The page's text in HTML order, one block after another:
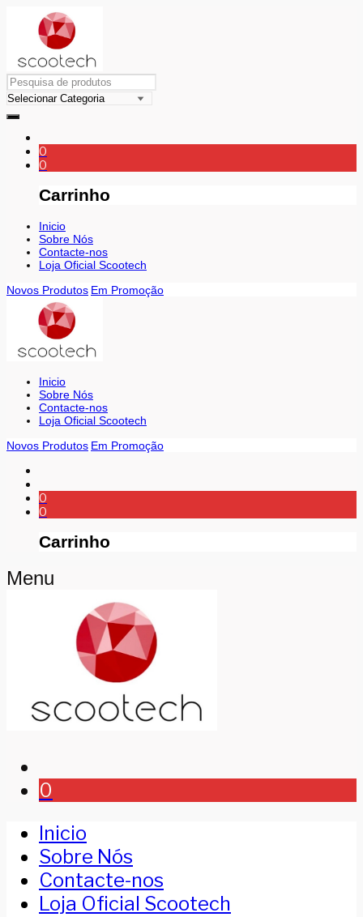
0
0
Carrinho
Inicio
Sobre Nós
Contacte-nos
Loja Oficial Scootech
Novos Produtos Em Promoção
Inicio
Sobre Nós
Contacte-nos
Loja Oficial Scootech
Novos Produtos Em Promoção
0
0
Carrinho
Menu
0
Inicio
Sobre Nós
Contacte-nos
Loja Oficial Scootech